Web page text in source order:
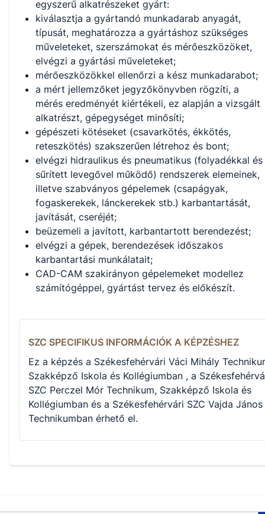
egyszerű alkatrészeket gyárt:
kiválasztja a gyártandó munkadarab anyagát,
típusát, meghatározza a gyártáshoz szükséges
műveleteket, szerszámokat és mérőeszközöket,
elvégzi a gyártási műveleteket;
mérőeszközökkel ellenőrzi a kész munkadarabot;
a mért jellemzőket jegyzőkönyvben rögzíti, a
mérés eredményét kiértékeli, ez alapján a vizsgált
alkatrészt, gépegységet minősíti;
gépészeti kötéseket (csavarkötés, ékkötés,
reteszkötés) szakszerűen létrehoz és bont;
elvégzi hidraulikus és pneumatikus (folyadékkal és
sűrített levegővel működő) rendszerek elemeinek,
illetve szabványos gépelemek (csapágyak,
fogaskerekek, lánckerekek stb.) karbantartását,
javítását, cseréjét;
beüzemeli a javított, karbantartott berendezést;
elvégzi a gépek, berendezések időszakos
karbantartási munkálatait;
CAD-CAM szakirányon gépelemeket modellez
számítógéppel, gyártást tervez és előkészít.
SZC SPECIFIKUS INFORMÁCIÓK A KÉPZÉSHEZ
Ez a képzés a Székesfehérvári Váci Mihály
Szakképző Iskola és Kollégiumban , a
SZC Perczel Mór Technikum, Szakképző Iskola és
Kollégiumban és a Székesfehérvári SZC Vajda János
Technikumban érhető el.